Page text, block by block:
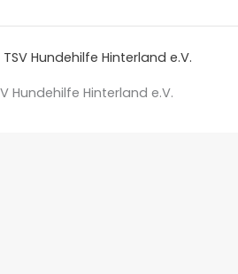
Hundehilfe Hinterland e.V.
Hundehilfe Hinterland e.V.